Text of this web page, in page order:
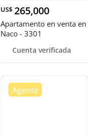
US$ 265,000
Apartamento en venta en
Naco - 3301
Cuenta verificada